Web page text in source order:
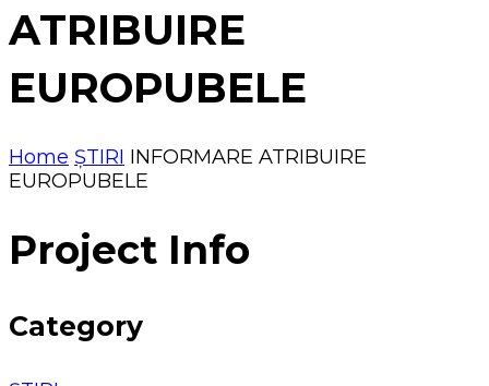
ATRIBUIRE
EUROPUBELE
Home ȘTIRI INFORMARE ATRIBUIRE
EUROPUBELE
Project Info
Category